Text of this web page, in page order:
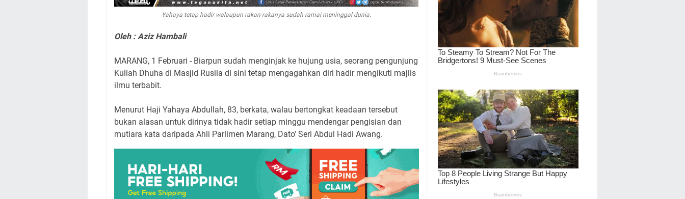
Yahaya tetap hadir walaupun rakan-rakanya sudah ramai meninggal dunia.
Oleh : Aziz Hambali
MARANG, 1 Februari - Biarpun sudah menginjak ke hujung usia, seorang pengunjung
Kuliah Dhuha di Masjid Rusila di sini tetap mengagahkan diri hadir mengikuti majlis
ilmu terbabit.
Menurut Haji Yahaya Abdullah, 83, berkata, walau bertongkat keadaan tersebut
bukan alasan untuk dirinya tidak hadir setiap minggu mendengar pengisian dan
mutiara kata daripada Ahli Parlimen Marang, Dato' Seri Abdul Hadi Awang.